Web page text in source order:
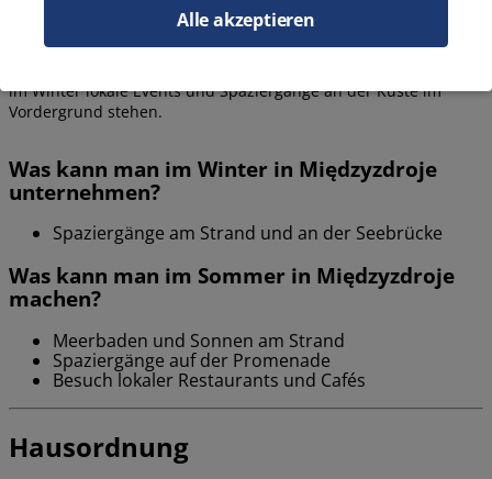
Międzyzdroje bietet das ganze Jahr über viele Attraktionen,
unterteilt in Sommer- und Wintersaison. Im Sommer
im Winter lokale Events und Spaziergänge an der Küste im
Vordergrund stehen.
Was kann man im Winter in Międzyzdroje
unternehmen?
Spaziergänge am Strand und an der Seebrücke
Was kann man im Sommer in Międzyzdroje
machen?
Meerbaden und Sonnen am Strand
Spaziergänge auf der Promenade
Besuch lokaler Restaurants und Cafés
Hausordnung
Alle akzeptieren